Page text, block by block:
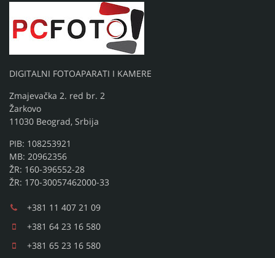
DIGITALNI FOTOAPARATI I KAMERE
Zmajevačka 2. red br. 2
Žarkovo
11030 Beograd, Srbija
PIB: 108253921
MB: 20962356
ŽR: 160-396552-28
ŽR: 170-30057462000-33
+381 11 407 21 09
+381 64 23 16 580
+381 65 23 16 580